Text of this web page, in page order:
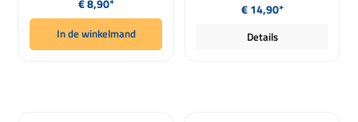
€ 8,90*
In de winkelmand
€ 14,90*
Details